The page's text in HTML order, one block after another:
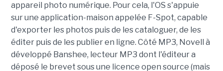
appareil photo numérique. Pour cela, l'OS s'appuie
sur une application-maison appelée F-Spot, capable
d'exporter les photos puis de les cataloguer, de les
éditer puis de les publier en ligne. Côté MP3, Novell à
développé Banshee, lecteur MP3 dont l'éditeur a
déposé le brevet sous une licence open source (mais